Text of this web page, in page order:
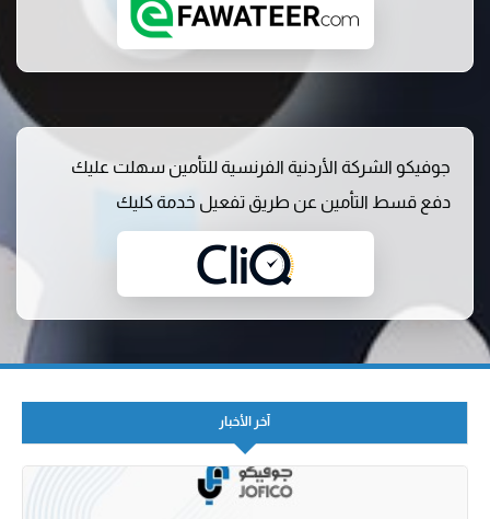
جوفيكو الشركة الأردنية الفرنسية للتأمين سهلت عليك
دفع قسط التأمين عن طريق تفعيل خدمة كليك
آخر الأخبار